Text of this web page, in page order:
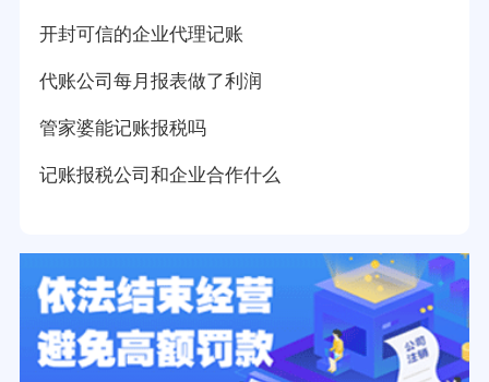
开封可信的企业代理记账
代账公司每月报表做了利润
管家婆能记账报税吗
记账报税公司和企业合作什么